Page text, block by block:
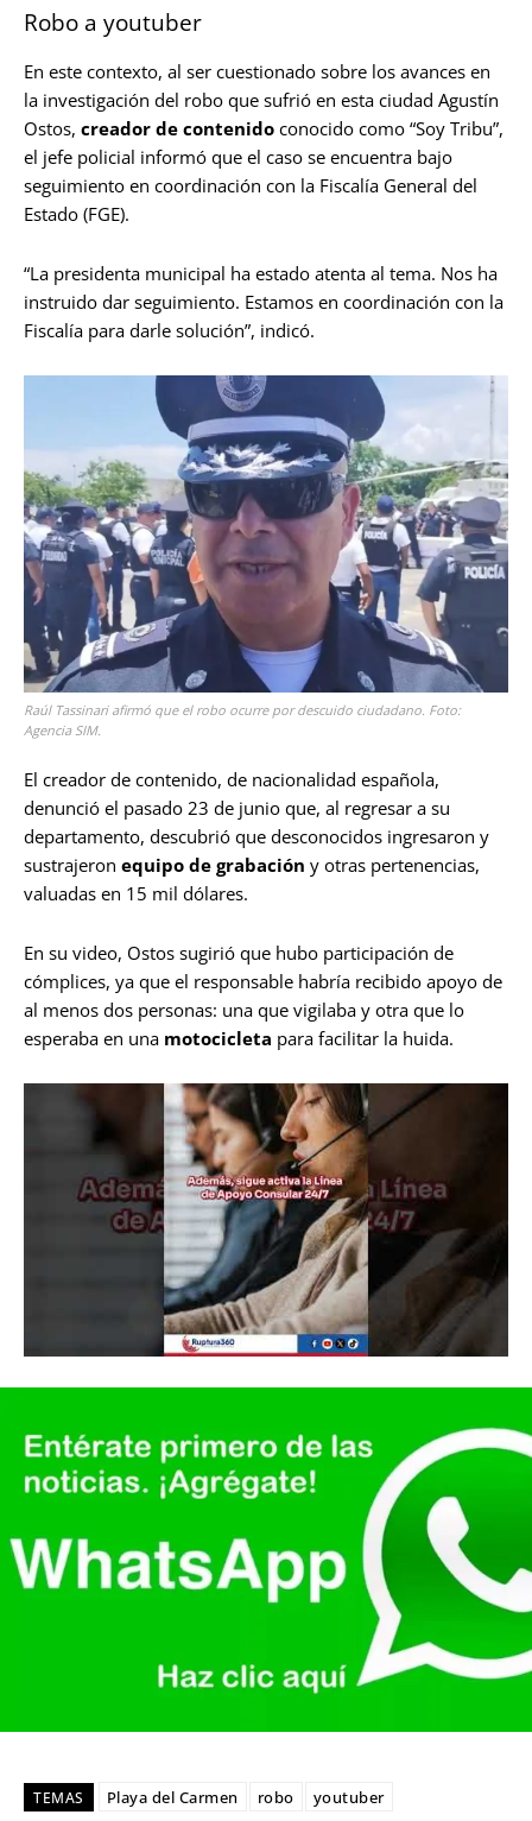
Robo a youtuber
En este contexto, al ser cuestionado sobre los avances en
la investigación del robo que sufrió en esta ciudad Agustín
Ostos, creador de contenido conocido como “Soy Tribu”,
el jefe policial informó que el caso se encuentra bajo
seguimiento en coordinación con la Fiscalía General del
Estado (FGE).
“La presidenta municipal ha estado atenta al tema. Nos ha
instruido dar seguimiento. Estamos en coordinación con la
Fiscalía para darle solución”, indicó.
Raúl Tassinari afirmó que el robo ocurre por descuido ciudadano. Foto:
Agencia SIM.
El creador de contenido, de nacionalidad española,
denunció el pasado 23 de junio que, al regresar a su
departamento, descubrió que desconocidos ingresaron y
sustrajeron equipo de grabación y otras pertenencias,
valuadas en 15 mil dólares.
En su video, Ostos sugirió que hubo participación de
cómplices, ya que el responsable habría recibido apoyo de
al menos dos personas: una que vigilaba y otra que lo
esperaba en una motocicleta para facilitar la huida.
TEMAS Playa del Carmen robo youtuber